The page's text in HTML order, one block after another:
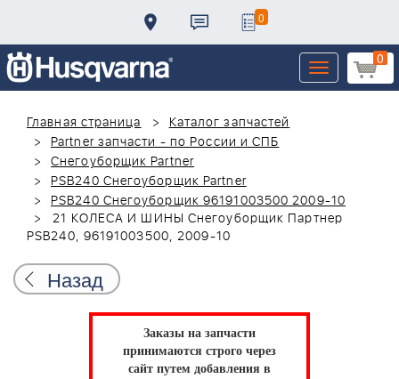
0
0
Toggle
navigation
Главная страница
Каталог запчастей
Partner запчасти - по России и СПБ
Снегоуборщик Partner
PSB240 Снегоуборщик Partner
PSB240 Снегоуборщик 96191003500 2009-10
21 КОЛЕСА И ШИНЫ Снегоуборщик Партнер
PSB240, 96191003500, 2009-10
Назад
Заказы на запчасти
принимаются строго через
сайт путем добавления в